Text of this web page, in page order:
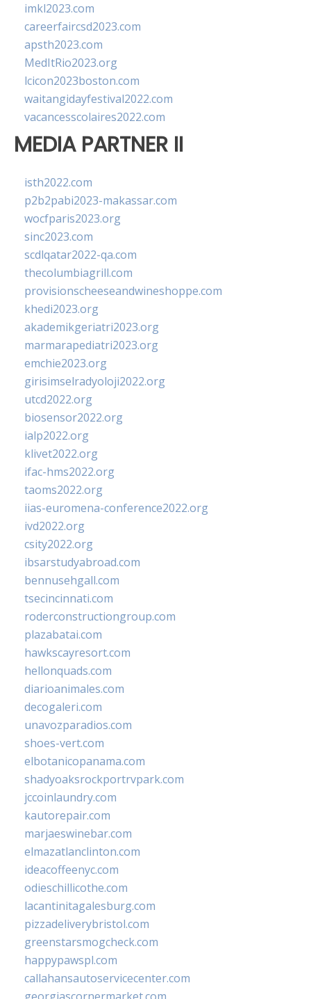
imkl2023.com
careerfaircsd2023.com
apsth2023.com
MedItRio2023.org
lcicon2023boston.com
waitangidayfestival2022.com
vacancesscolaires2022.com
MEDIA PARTNER II
isth2022.com
p2b2pabi2023-makassar.com
wocfparis2023.org
sinc2023.com
scdlqatar2022-qa.com
thecolumbiagrill.com
provisionscheeseandwineshoppe.com
khedi2023.org
akademikgeriatri2023.org
marmarapediatri2023.org
emchie2023.org
girisimselradyoloji2022.org
utcd2022.org
biosensor2022.org
ialp2022.org
klivet2022.org
ifac-hms2022.org
taoms2022.org
iias-euromena-conference2022.org
ivd2022.org
csity2022.org
ibsarstudyabroad.com
bennusehgall.com
tsecincinnati.com
roderconstructiongroup.com
plazabatai.com
hawkscayresort.com
hellonquads.com
diarioanimales.com
decogaleri.com
unavozparadios.com
shoes-vert.com
elbotanicopanama.com
shadyoaksrockportrvpark.com
jccoinlaundry.com
kautorepair.com
marjaeswinebar.com
elmazatlanclinton.com
ideacoffeenyc.com
odieschillicothe.com
lacantinitagalesburg.com
pizzadeliverybristol.com
greenstarsmogcheck.com
happypawspl.com
callahansautoservicecenter.com